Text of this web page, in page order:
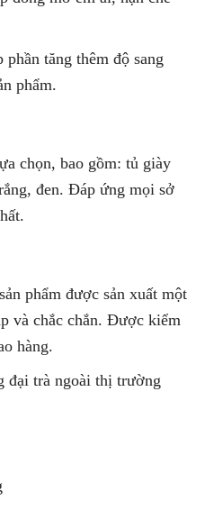
tăng thêm độ sang
phẩm.
chọn, bao gồm: tủ giày
đen. Đáp ứng mọi sở
phẩm được sản xuất một
và chắc chắn. Được kiểm
hàng.
đại trà ngoài thị trường